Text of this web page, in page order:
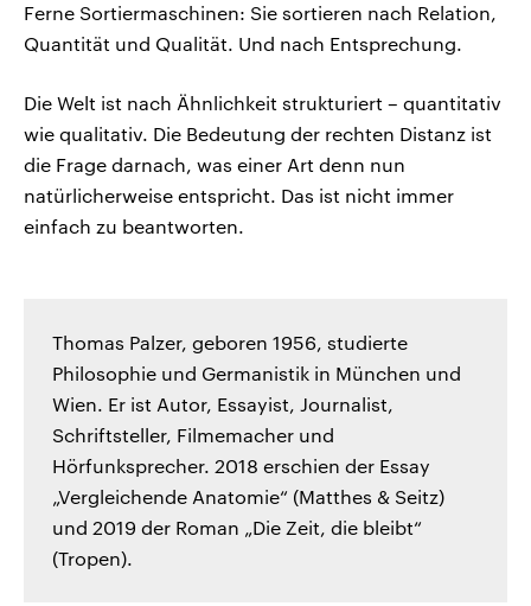
Ferne Sortiermaschinen: Sie sortieren nach Relation,
Quantität und Qualität. Und nach Entsprechung.
Die Welt ist nach Ähnlichkeit strukturiert – quantitativ
wie qualitativ. Die Bedeutung der rechten Distanz ist
die Frage darnach, was einer Art denn nun
natürlicherweise entspricht. Das ist nicht immer
einfach zu beantworten.
Thomas Palzer, geboren 1956, studierte
Philosophie und Germanistik in München und
Wien. Er ist Autor, Essayist, Journalist,
Schriftsteller, Filmemacher und
Hörfunksprecher. 2018 erschien der Essay
„Vergleichende Anatomie“ (Matthes & Seitz)
und 2019 der Roman „Die Zeit, die bleibt“
(Tropen).